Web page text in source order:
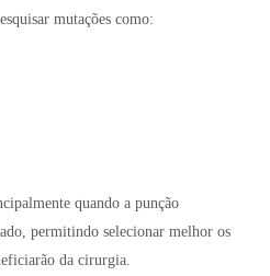
mutações como:
quando a punção
permitindo selecionar melhor os
da cirurgia.